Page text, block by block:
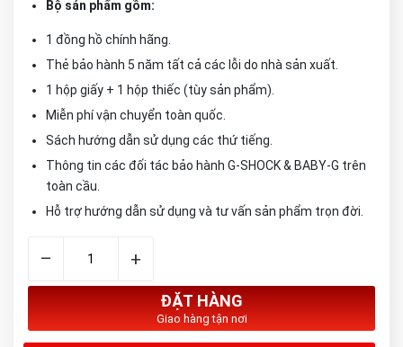
Bộ sản phẩm gồm:
1 đồng hồ chính hãng.
Thẻ bảo hành 5 năm tất cả các lỗi do nhà sản xuất.
1 hộp giấy + 1 hộp thiếc (tùy sản phẩm).
Miễn phí vận chuyển toàn quốc.
Sách hướng dẫn sử dụng các thứ tiếng.
Thông tin các đối tác bảo hành G-SHOCK & BABY-G trên
toàn cầu.
Hỗ trợ hướng dẫn sử dụng và tư vấn sản phẩm trọn đời.
– +
ĐẶT HÀNG
Giao hàng tận nơi